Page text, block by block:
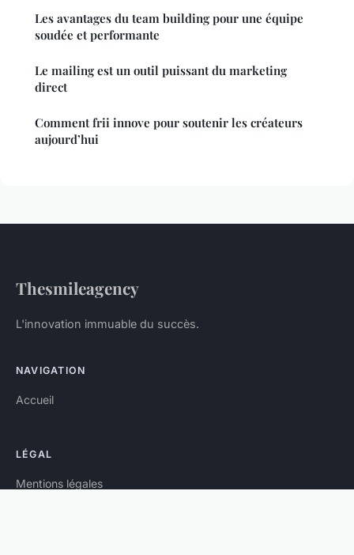
Les avantages du team building pour une équipe
soudée et performante
Le mailing est un outil puissant du marketing
direct
Comment frii innove pour soutenir les créateurs
aujourd’hui
Thesmileagency
L'innovation immuable du succès.
NAVIGATION
Accueil
LÉGAL
Mentions légales